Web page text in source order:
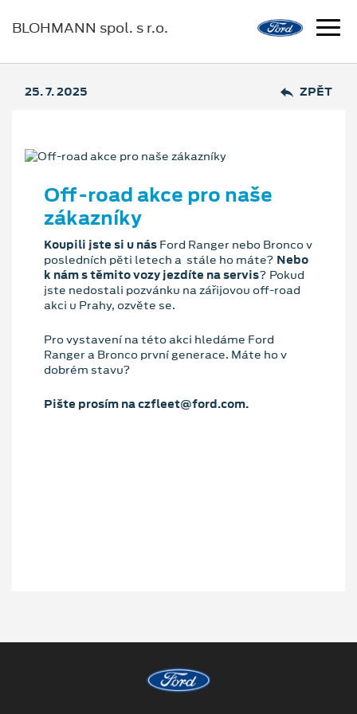
BLOHMANN spol. s r.o.
25. 7. 2025 ZPĚT
Off-road akce pro naše
zákazníky
Koupili jste si u nás Ford Ranger nebo Bronco v
posledních pěti letech a stále ho máte? Nebo
k nám s těmito vozy jezdíte na servis? Pokud
jste nedostali pozvánku na zářijovou off-road
akci u Prahy, ozvěte se.
Pro vystavení na této akci hledáme Ford
Ranger a Bronco první generace. Máte ho v
dobrém stavu?
Pište prosím na czfleet@ford.com.